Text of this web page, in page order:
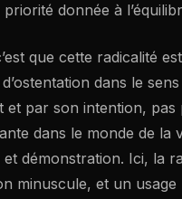
donnée à
que cette radicalité
dans le
par son intention, pas
dans le monde de la
démonstration. Ici, la
minuscule, et un